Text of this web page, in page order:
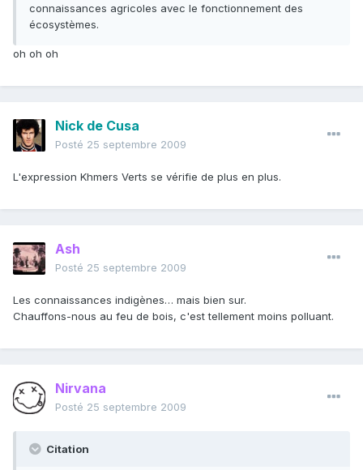
connaissances agricoles avec le fonctionnement des
écosystèmes.
oh oh oh
Nick de Cusa
Posté 25 septembre 2009
L'expression Khmers Verts se vérifie de plus en plus.
Ash
Posté 25 septembre 2009
Les connaissances indigènes… mais bien sur.
Chauffons-nous au feu de bois, c'est tellement moins polluant.
Nirvana
Posté 25 septembre 2009
Citation